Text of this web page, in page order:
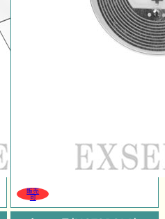
販売
可